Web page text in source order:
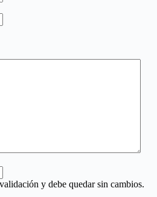
y debe quedar sin cambios.